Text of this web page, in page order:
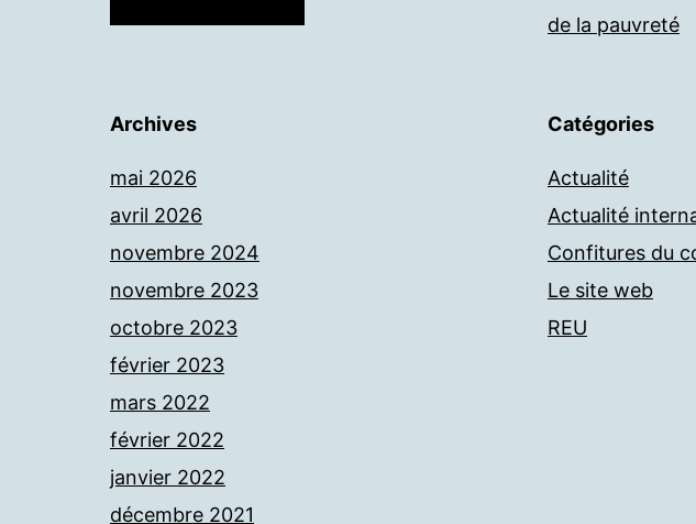
de la pauvreté
Archives
mai 2026
avril 2026
novembre 2024
novembre 2023
octobre 2023
février 2023
mars 2022
février 2022
janvier 2022
décembre 2021
Catégories
Actualité
Actualité
Confitures du
Le site web
REU